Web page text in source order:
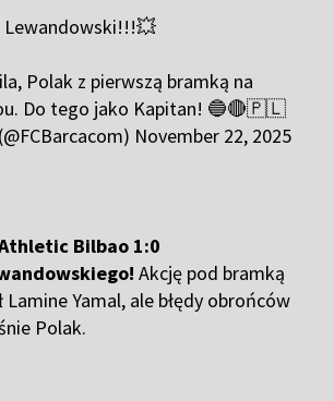
Lewandowski!!!💥
Polak z pierwszą bramką na
Do tego jako Kapitan! 🔵🔴🇵🇱
November 22, 2025
Bilbao 1:0
Akcję pod bramką
Lamine Yamal, ale błędy obrońców
Polak.